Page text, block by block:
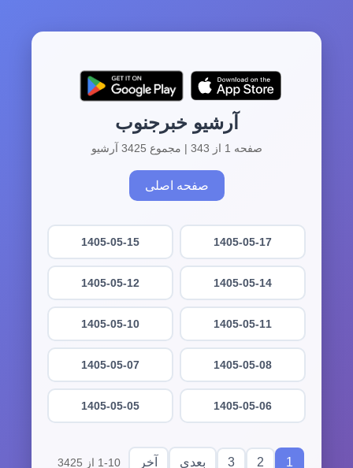
آرشیو خبرجنوب
صفحه 1 از 343 | مجموع 3425 آرشیو
صفحه اصلی
1405-05-17
1405-05-15
1405-05-14
1405-05-12
1405-05-11
1405-05-10
1405-05-08
1405-05-07
1405-05-06
1405-05-05
1
2
3 بعدی آخر 1-10 از 3425